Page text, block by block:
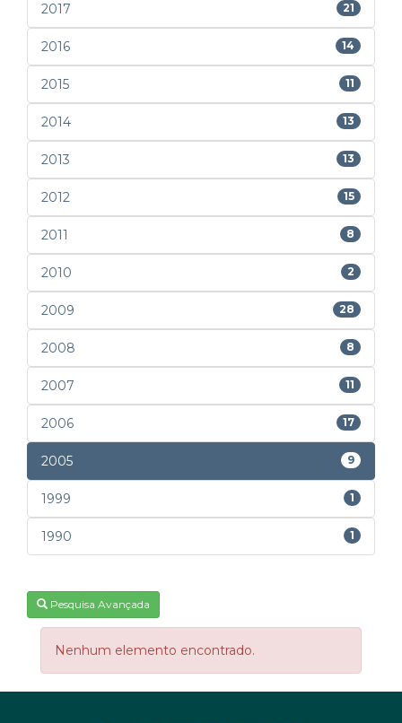
2017 21
2016 14
2015 11
2014 13
2013 13
2012 15
2011 8
2010 2
2009 28
2008 8
2007 11
2006 17
2005 9
1999 1
1990 1
Pesquisa Avançada
Nenhum elemento encontrado.